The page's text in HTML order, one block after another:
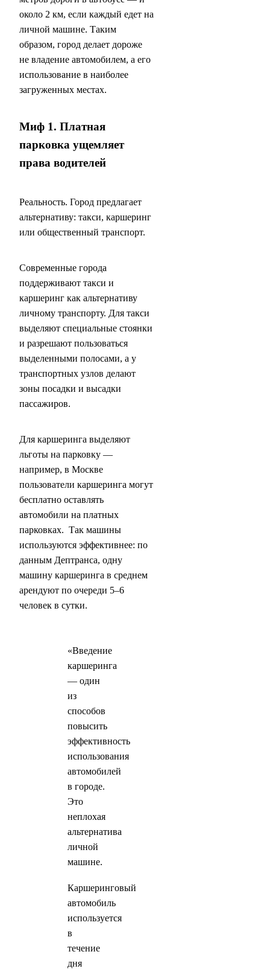
около 2 км, если каждый едет на
личной машине. Таким
образом, город делает дороже
не владение автомобилем, а его
использование в наиболее
загруженных местах.
Миф 1. Платная
парковка ущемляет
права водителей
Реальность. Город предлагает
альтернативу: такси, каршеринг
или общественный транспорт.
Современные города
поддерживают такси и
каршеринг как альтернативу
личному транспорту. Для такси
выделяют специальные стоянки
и разрешают пользоваться
выделенными полосами, а у
транспортных узлов делают
зоны посадки и высадки
пассажиров.
Для каршеринга выделяют
льготы на парковку —
например, в Москве
пользователи каршеринга могут
бесплатно оставлять
автомобили на платных
парковках. Так машины
используются эффективнее: по
данным Дептранса, одну
машину каршеринга в среднем
арендуют по очереди 5–6
человек в сутки.
«Введение
каршеринга
— один
из
способов
повысить
эффективность
использования
автомобилей
в городе.
Это
неплохая
альтернатива
личной
машине.
Каршеринговый
автомобиль
используется
в
течение
дня